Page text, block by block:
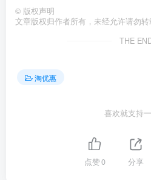
© 版权声明
文章版权归作者所有，未经允许请勿转
THE
淘优惠
喜欢就支持
点赞0 分享